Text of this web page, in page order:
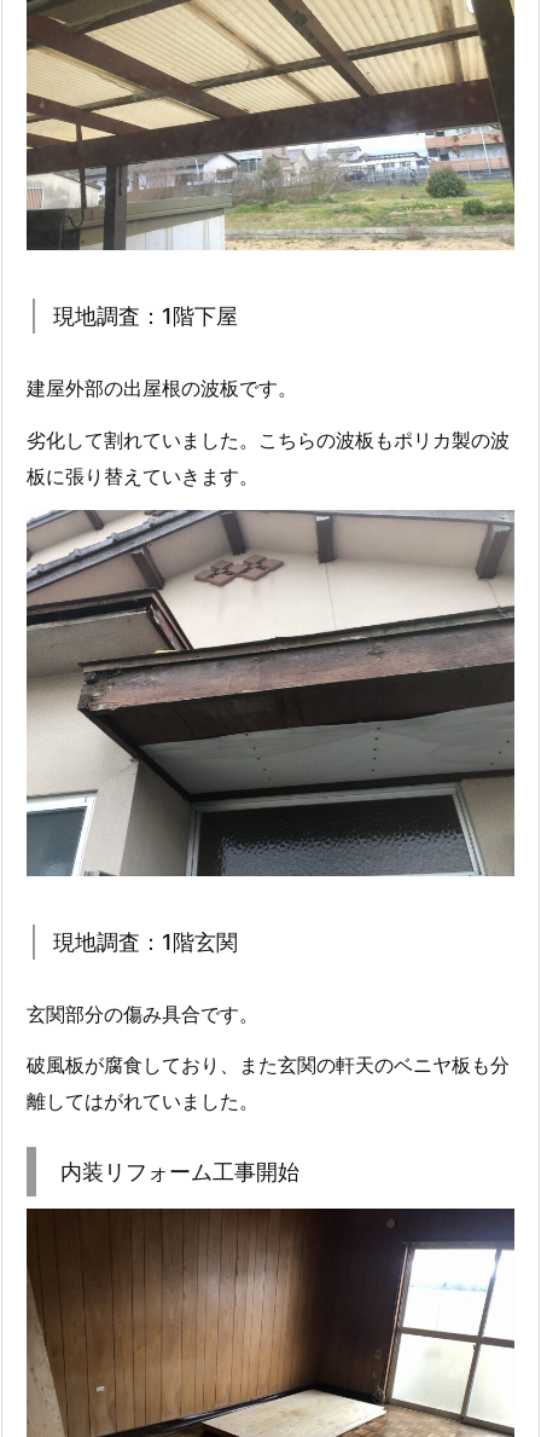
現地調査：1階下屋
建屋外部の出屋根の波板です。
劣化して割れていました。こちらの波板もポリカ製の波
板に張り替えていきます。
現地調査：1階玄関
玄関部分の傷み具合です。
破風板が腐食しており、また玄関の軒天のベニヤ板も分
離してはがれていました。
内装リフォーム工事開始